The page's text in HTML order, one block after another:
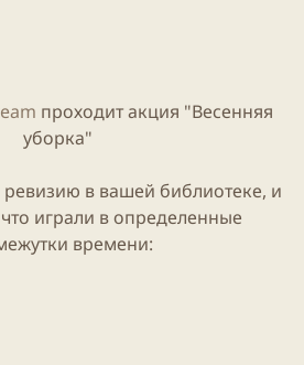
проходит акция "Весенняя
уборка"
ревизию в вашей библиотеке, и
играли в определенные
времени: